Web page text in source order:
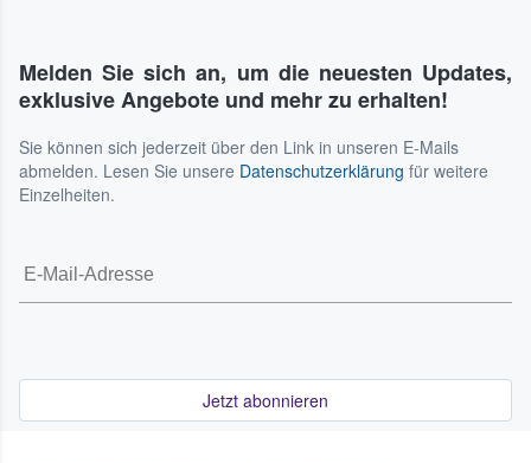
Melden Sie sich an, um die neuesten Updates,
exklusive Angebote und mehr zu erhalten!
Sie können sich jederzeit über den Link in unseren E-Mails
abmelden. Lesen Sie unsere Datenschutzerklärung für weitere
Einzelheiten.
Jetzt abonnieren